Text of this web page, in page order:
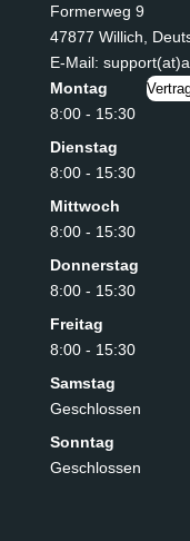
Formerweg 9
47877 Willich
E-Mail:
Montag
8:00 - 15:30
Dienstag
8:00 - 15:30
Mittwoch
8:00 - 15:30
Donnerstag
8:00 - 15:30
Freitag
8:00 - 15:30
Samstag
Geschlossen
Sonntag
Geschlossen